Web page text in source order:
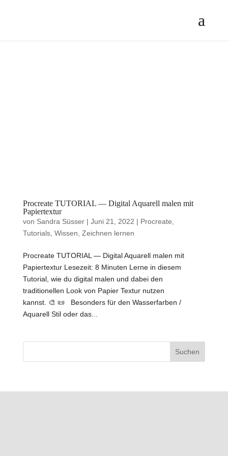
Procreate TUTORIAL — Digital Aquarell malen mit
Papiertextur
von Sandra Süsser| Juni 21, 2022 | Procreate
Tutorials, Wissen Zeichnen lernen
Procreate TUTORIAL — Digital Aquarell malen mit
Papiertextur Lesezeit: 8 Minuten Lerne in diesem
Tutorial, wie du digital malen und dabei den
traditionellen Look von Papier Textur nutzen
kannst. 🎨 📜 Besonders für den Wasserfarben /
Aquarell Stil oder das...